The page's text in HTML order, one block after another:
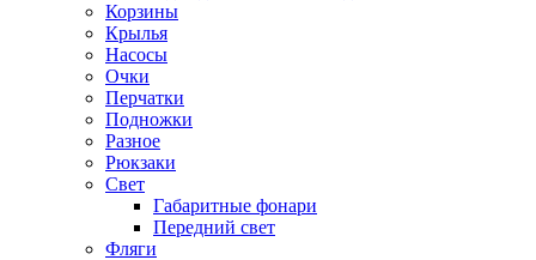
Корзины
Крылья
Насосы
Очки
Перчатки
Подножки
Разное
Рюкзаки
Свет
Габаритные фонари
Передний свет
Фляги